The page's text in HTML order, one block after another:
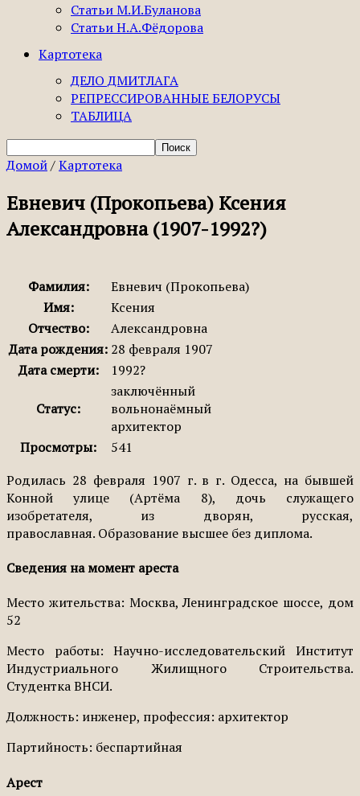
Статьи М.И.Буланова
Статьи Н.А.Фёдорова
Картотека
ДЕЛО ДМИТЛАГА
РЕПРЕССИРОВАННЫЕ БЕЛОРУСЫ
ТАБЛИЦА
Домой/Картотека
Евневич (Прокопьева) Ксения
Александровна (1907-1992?)
Фамилия:
Евневич (Прокопьева)
Имя:
Ксения
Отчество:
Александровна
Дата рождения: 28 февраля 1907
Дата смерти:
1992?
Статус:
заключённый
вольнонаёмный
архитектор
Просмотры:
541
Родилась 28 февраля 1907 г. в г. Одесса, на бывшей
Конной улице (Артёма 8), дочь служащего
изобретателя, из дворян, русская,
православная. Образование высшее без диплома.
Сведения на момент ареста
Место жительства: Москва, Ленинградское шоссе, дом
52
Место работы: Научно-исследовательский Институт
Индустриального Жилищного Строительства.
Студентка ВНСИ.
Должность: инженер, профессия: архитектор
Партийность: беспартийная
Арест